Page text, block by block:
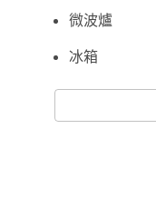
微波爐
冰箱